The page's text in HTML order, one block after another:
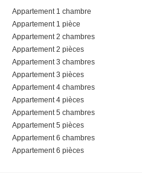
Appartement 1 chambre
Appartement 1 pièce
Appartement 2 chambres
Appartement 2 pièces
Appartement 3 chambres
Appartement 3 pièces
Appartement 4 chambres
Appartement 4 pièces
Appartement 5 chambres
Appartement 5 pièces
Appartement 6 chambres
Appartement 6 pièces